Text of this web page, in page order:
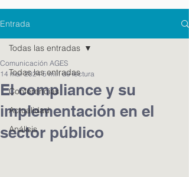
Entrada
Todas las entradas
Conferencias
Actualidad
Análisis
Todas las entradas
El compliance y su
implementación en el
sector público
Comunicación AGES
14 mar 2024 5 min de lectura